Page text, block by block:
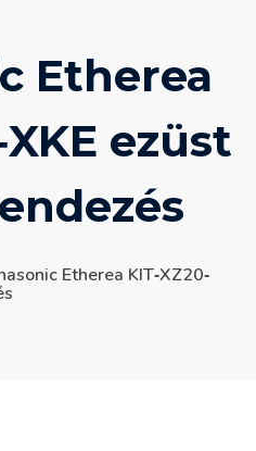
Etherea
ezüst
Etherea KIT‐XZ20‐